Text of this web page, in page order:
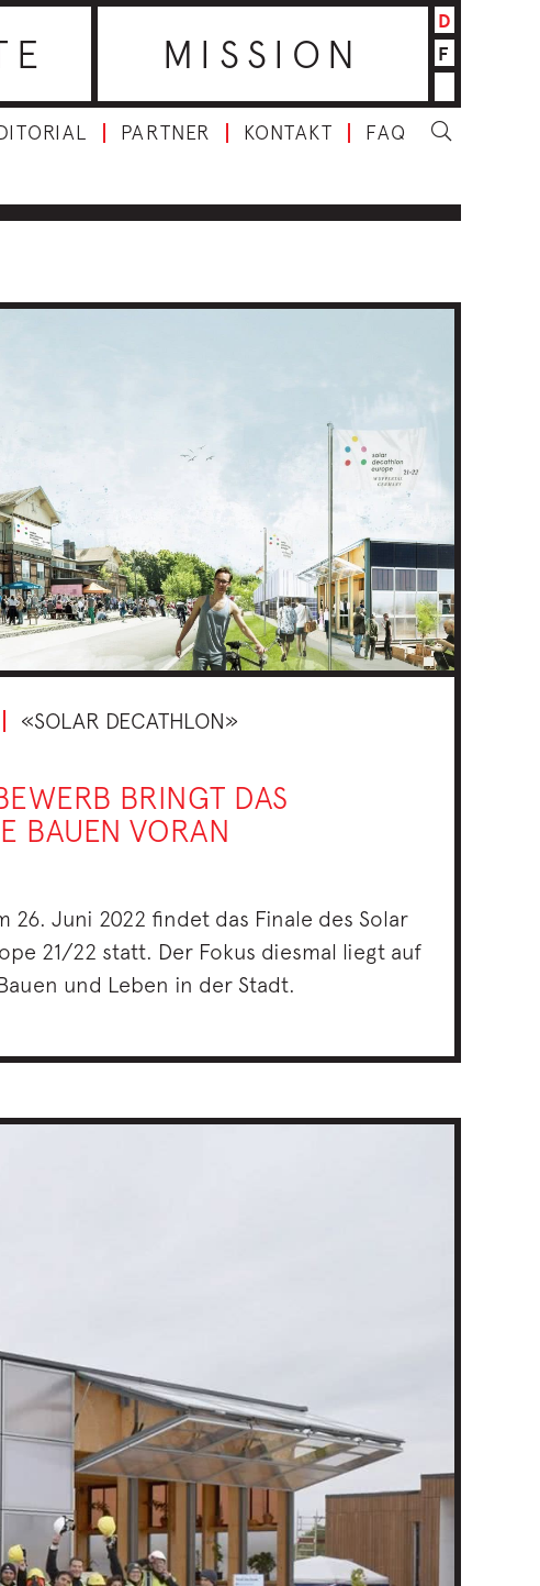
MISSION
D
F
PARTNER KONTAKT FAQ
«SOLAR DECATHLON»
BRINGT DAS
BAUEN VORAN
26. Juni 2022 findet das Finale des Solar
21/22 statt. Der Fokus diesmal liegt auf
und Leben in der Stadt.